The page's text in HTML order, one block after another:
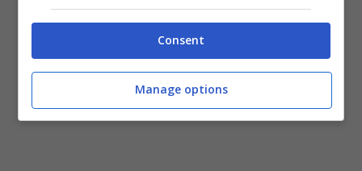
Consent
Manage options